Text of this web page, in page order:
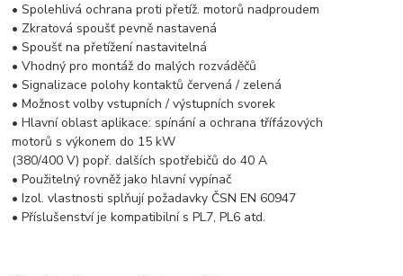
• Spolehlivá ochrana proti přetíž. motorů nadproudem
• Zkratová spoušť pevně nastavená
• Spoušť na přetížení nastavitelná
• Vhodný pro montáž do malých rozváděčů
• Signalizace polohy kontaktů červená / zelená
• Možnost volby vstupních / výstupních svorek
• Hlavní oblast aplikace: spínání a ochrana třífázových
motorů s výkonem do 15 kW
(380/400 V) popř. dalších spotřebičů do 40 A
• Použitelný rovněž jako hlavní vypínač
• Izol. vlastnosti splňují požadavky ČSN EN 60947
• Příslušenství je kompatibilní s PL7, PL6 atd.